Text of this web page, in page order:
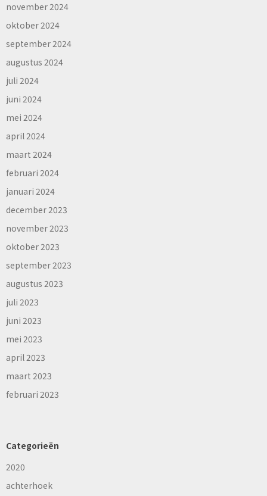
november 2024
oktober 2024
september 2024
augustus 2024
juli 2024
juni 2024
mei 2024
april 2024
maart 2024
februari 2024
januari 2024
december 2023
november 2023
oktober 2023
september 2023
augustus 2023
juli 2023
juni 2023
mei 2023
april 2023
maart 2023
februari 2023
Categorieën
2020
achterhoek